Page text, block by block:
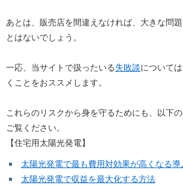
あとは、販売店を間違えなければ、大きな問
とはないでしょう。
一応、当サイトで扱ったいる失敗談について
くことをおススメします。
これらのリスクから身を守るためにも、以下
ご覧ください。
【住宅用太陽光発電】
太陽光発電で最も費用対効果が高くなる導
太陽光発電で収益を最大化する方法